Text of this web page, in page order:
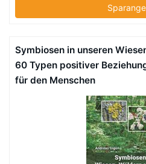
Symbiosen in unseren
60 Typen positiver
für den Menschen